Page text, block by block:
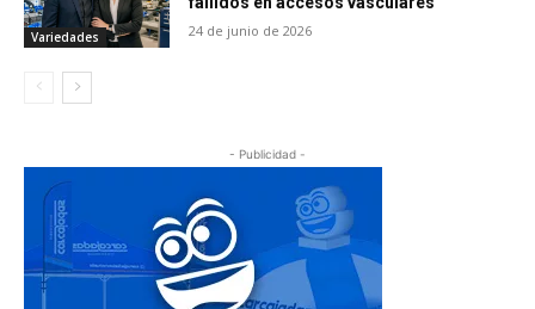
Variedades 24 de junio de 2026
- Publicidad -